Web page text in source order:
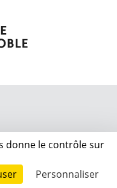
donne le contrôle sur
Personnaliser